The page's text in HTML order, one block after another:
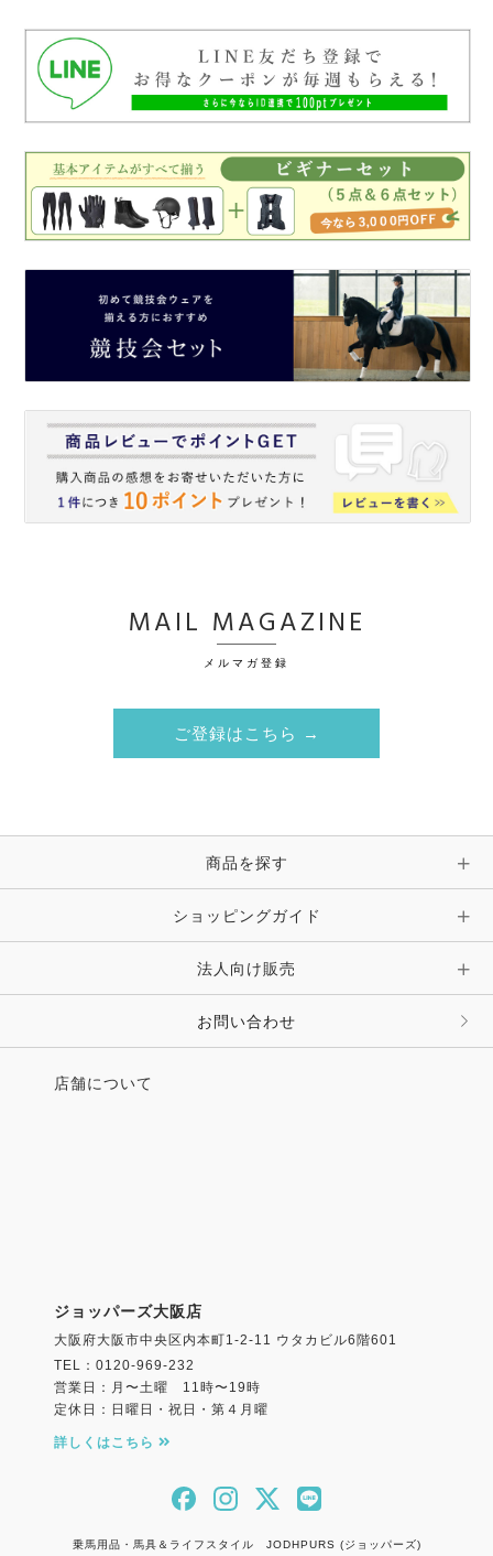
MAIL MAGAZINE
メルマガ登録
ご登録はこちら →
商品を探す
ショッピングガイド
法人向け販売
お問い合わせ
店舗について
ジョッパーズ大阪店
大阪府大阪市中央区内本町1-2-11 ウタカビル6階601
TEL：0120-969-232
営業日：月〜土曜 11時〜19時
定休日：日曜日・祝日・第４月曜
詳しくはこちら
乗馬用品・馬具＆ライフスタイル JODHPURS (ジョッパーズ)